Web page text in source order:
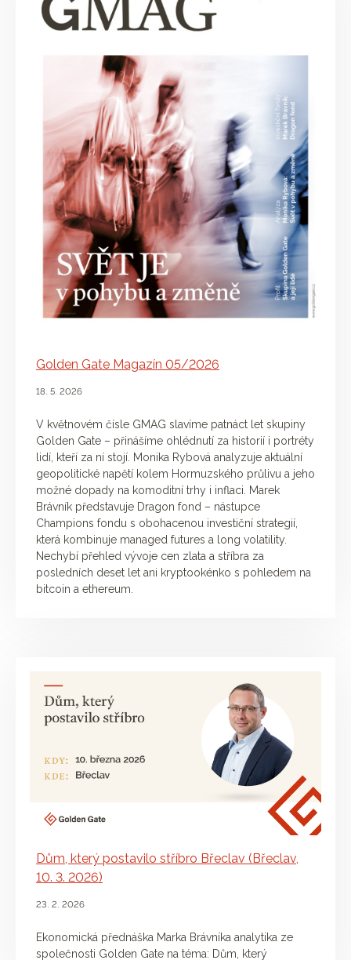
Golden Gate Magazín 05/2026
18. 5. 2026
V květnovém čísle GMAG slavíme patnáct let skupiny
Golden Gate – přinášíme ohlédnutí za historií i portréty
lidí, kteří za ní stojí. Monika Rybová analyzuje aktuální
geopolitické napětí kolem Hormuzského průlivu a jeho
možné dopady na komoditní trhy i inflaci. Marek
Brávník představuje Dragon fond – nástupce
Champions fondu s obohacenou investiční strategií,
která kombinuje managed futures a long volatility.
Nechybí přehled vývoje cen zlata a stříbra za
posledních deset let ani kryptookénko s pohledem na
bitcoin a ethereum.
Dům, který postavilo stříbro Břeclav (Břeclav,
10. 3. 2026)
23. 2. 2026
Ekonomická přednáška Marka Brávníka analytika ze
společnosti Golden Gate na téma: Dům, který